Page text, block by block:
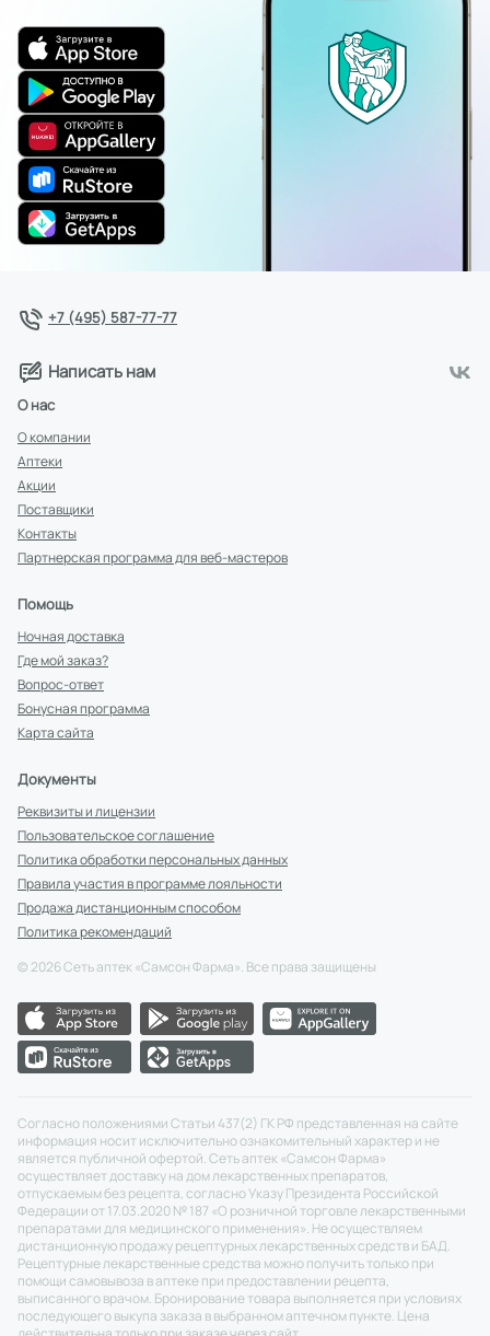
+7 (495) 587-77-77
Написать нам
О нас
О компании
Аптеки
Акции
Поставщики
Контакты
Партнерская программа для веб-мастеров
Помощь
Ночная доставка
Где мой заказ?
Вопрос-ответ
Бонусная программа
Карта сайта
Документы
Реквизиты и лицензии
Пользовательское соглашение
Политика обработки персональных данных
Правила участия в программе лояльности
Продажа дистанционным способом
Политика рекомендаций
© 2026Сеть аптек «Самсон Фарма». Все права защищены
Согласно положениями Статьи 437(2) ГК РФ представленная на сайте
информация носит исключительно ознакомительный характер и не
является публичной офертой. Сеть аптек «Самсон Фарма»
осуществляет доставку на дом лекарственных препаратов,
отпускаемым без рецепта, согласно Указу Президента Российской
Федерации от 17.03.2020 № 187 «О розничной торговле лекарственными
препаратами для медицинского применения». Не осуществляем
дистанционную продажу рецептурных лекарственных средств и БАД.
Рецептурные лекарственные средства можно получить только при
помощи самовывоза в аптеке при предоставлении рецепта,
выписанного врачом. Бронирование товара выполняется при условиях
последующего выкупа заказа в выбранном аптечном пункте. Цена